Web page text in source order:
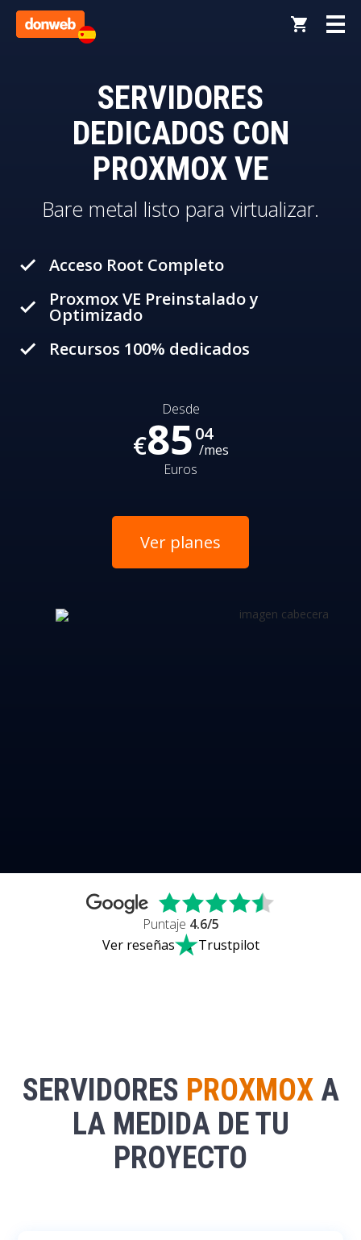
SERVIDORES
DEDICADOS CON
PROXMOX VE
Bare metal listo para virtualizar.
done Acceso Root Completo
done Proxmox VE Preinstalado y
Optimizado
done Recursos 100% dedicados
Desde
€8504
/mes
Euros
Ver planes
Puntaje 4.6/5
Ver reseñas
Trustpilot
SERVIDORES PROXMOXA
LA MEDIDA DE TU
PROYECTO